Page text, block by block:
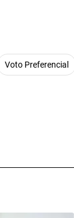
Voto Preferencial